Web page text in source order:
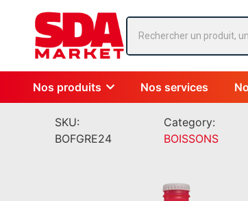
Nos produits Nos services
SKU:
BOFGRE24
Category:
BOISSONS